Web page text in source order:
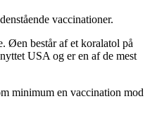
vaccinationer.
Øen består af et koralatol på
USA og er en af de mest
minimum en vaccination mod